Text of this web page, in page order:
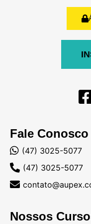
Fale Conosco
(47) 3025-5077
(47) 3025-5077
Nossos